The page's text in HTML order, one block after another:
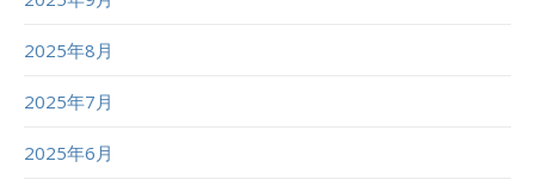
2025年8月
2025年7月
2025年6月